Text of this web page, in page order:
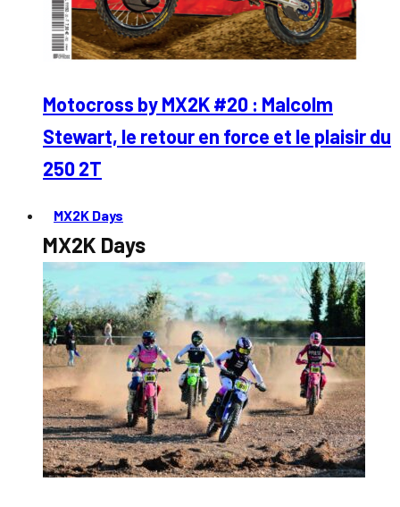
Motocross by MX2K #20 : Malcolm
Stewart, le retour en force et le plaisir du
250 2T
MX2K Days
MX2K Days